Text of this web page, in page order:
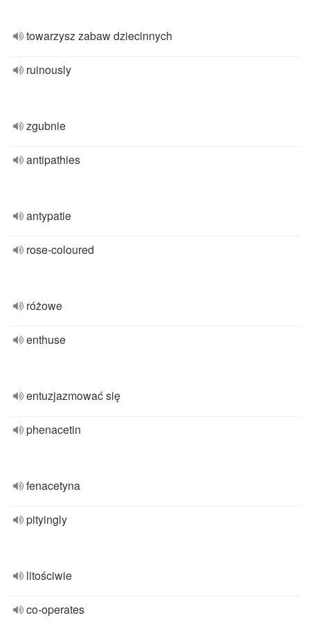
towarzysz zabaw dziecinnych
ruinously
zgubnie
antipathies
antypatie
rose-coloured
różowe
enthuse
entuzjazmować się
phenacetin
fenacetyna
pityingly
litościwie
co-operates